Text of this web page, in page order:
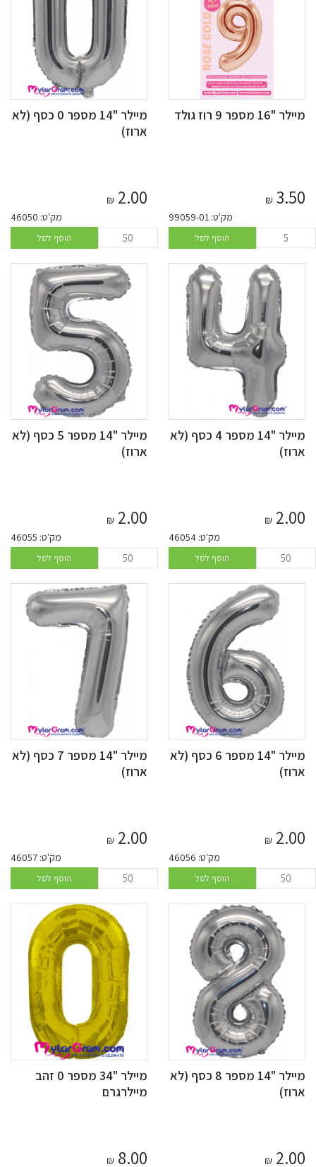
מיילר "16 מספר 9 רוז גולד
3.50
₪
מק'ט: 99059-01
הוסף לסל
מיילר "14 מספר 0 כסף (לא
ארוז)
2.00
₪
מק'ט: 46050
הוסף לסל
מיילר "14 מספר 4 כסף (לא
ארוז)
2.00
₪
מק'ט: 46054
הוסף לסל
מיילר "14 מספר 5 כסף (לא
ארוז)
2.00
₪
מק'ט: 46055
הוסף לסל
מיילר "14 מספר 6 כסף (לא
ארוז)
2.00
₪
מק'ט: 46056
הוסף לסל
מיילר "14 מספר 7 כסף (לא
ארוז)
2.00
₪
מק'ט: 46057
הוסף לסל
מיילר "14 מספר 8 כסף (לא
ארוז)
2.00
₪
מיילר "34 מספר 0 זהב
מיילרגרם
8.00
₪